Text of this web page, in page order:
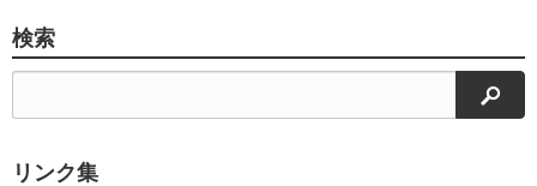
検索
検索
リンク集